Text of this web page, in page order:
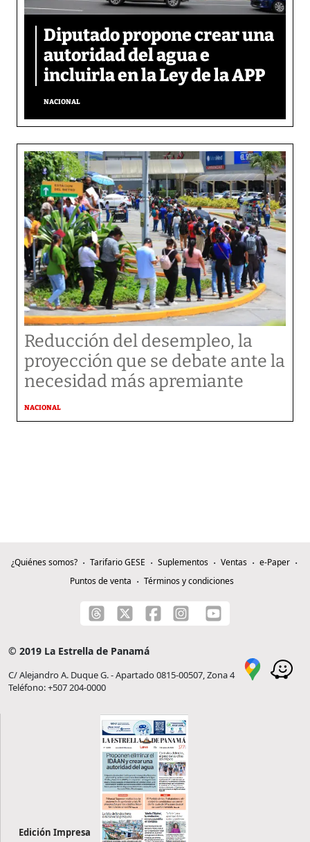
Diputado propone crear una
autoridad del agua e
incluirla en la Ley de la APP
NACIONAL
Reducción del desempleo, la
proyección que se debate ante la
necesidad más apremiante
NACIONAL
¿Quiénes somos? Tarifario GESE Suplementos Ventas
e-Paper
Puntos de venta
Términos y condiciones
© 2019 La Estrella de Panamá
C/ Alejandro A. Duque G. - Apartado 0815-00507, Zona 4
Teléfono: +507 204-0000
Edición Impresa